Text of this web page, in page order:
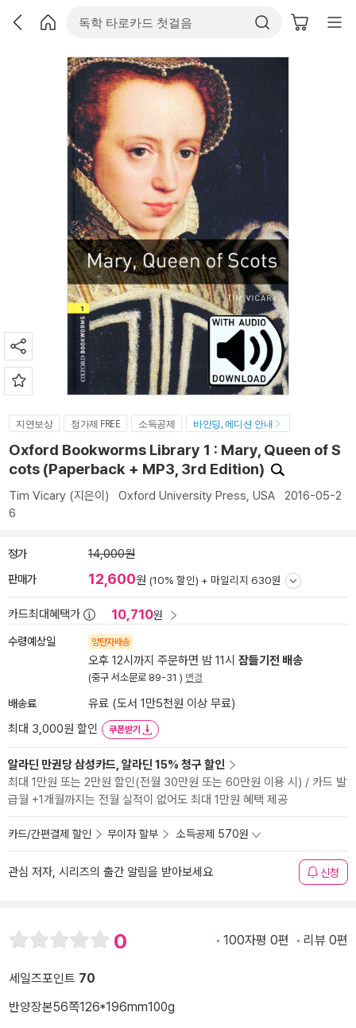
지연보상 정가제 FREE 소득공제 바인딩, 에디션 안내
Oxford Bookworms Library 1 : Mary, Queen of S
cots (Paperback + MP3, 3rd Edition)
Tim Vicary (지은이) Oxford University Press, USA 2016-05-2
6
정가 14,000원
판매가 12,600원 (10% 할인) + 마일리지 630원
카드최대혜택가 10,710원
수령예상일 양탄자배송
오후 12시까지 주문하면 밤 11시 잠들기전 배송
(중구 서소문로 89-31 ) 변경
배송료
유료 (도서 1만5천원 이상 무료)
최대 3,000원 할인
쿠폰받기
알라딘 만권당 삼성카드, 알라딘 15% 청구 할인
최대 1만원 또는 2만원 할인(전월 30만원 또는 60만원 이용 시) / 카드 발
급월 +1개월까지는 전월 실적이 없어도 최대 1만원 혜택 제공
카드/간편결제 할인 무이자 할부 소득공제 570원
관심 저자, 시리즈의 출간 알림을 받아보세요 신청
0 100자평 0편 리뷰 0편
세일즈포인트 70
반양장본56쪽126*196mm100g